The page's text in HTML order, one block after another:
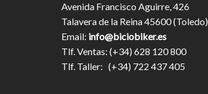
Avenida Francisco Aguirre, 426
Talavera de la Reina 45600 (Toledo)
Email: info@biciobiker.es
Tlf. Ventas: (+34) 628 120 800
Tlf. Taller: (+34) 722 437 405